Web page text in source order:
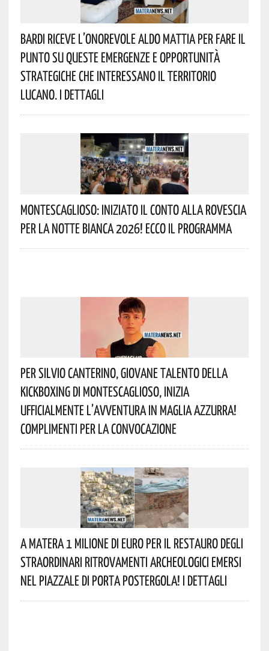
Bardi Riceve L’onorevole Aldo Mattia Per Fare Il
Punto Su Queste Emergenze E Opportunità
Strategiche Che Interessano Il Territorio
Lucano. I Dettagli
Montescaglioso: Iniziato Il Conto Alla Rovescia
Per La Notte Bianca 2026! Ecco Il Programma
Per Silvio Canterino, Giovane Talento Della
Kickboxing Di Montescaglioso, Inizia
Ufficialmente L’avventura In Maglia Azzurra!
Complimenti Per La Convocazione
A Matera 1 Milione Di Euro Per Il Restauro Degli
Straordinari Ritrovamenti Archeologici Emersi
Nel Piazzale Di Porta Postergola! I Dettagli